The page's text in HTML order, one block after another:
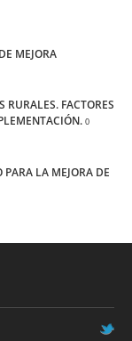
MEJORA
RURALES. FACTORES
0
LA MEJORA DE